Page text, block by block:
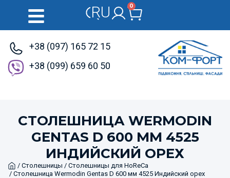
RU
UK 0
+38 (097) 165 72 15
+38 (099) 659 60 50
СТОЛЕШНИЦА WERMODIN
GENTAS D 600 ММ 4525
ИНДИЙСКИЙ ОРЕХ
Home
/ Столешницы / Столешницы для HoReCa
/ Столешница Wermodin Gentas D 600 мм 4525 Индийский орех